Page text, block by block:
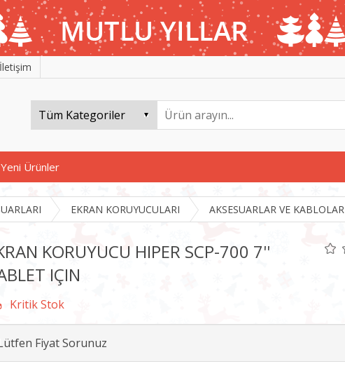
İletişim
Ürünler
EKRAN KORUYUCULARI AKSESUARLAR VE KABLOLAR
KORUYUCU HIPER SCP-700 7''
IÇIN
Fiyat Sorunuz